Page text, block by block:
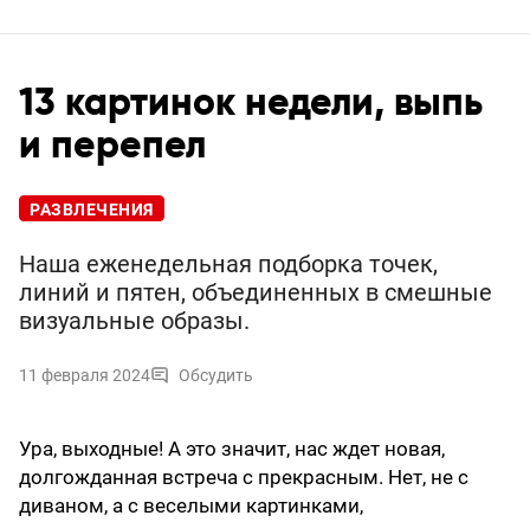
13 картинок недели, выпь
и перепел
РАЗВЛЕЧЕНИЯ
Наша еженедельная подборка точек,
линий и пятен, объединенных в смешные
визуальные образы.
11 февраля 2024 Обсудить
Ура, выходные! А это значит, нас ждет новая,
долгожданная встреча с прекрасным. Нет, не с
диваном, а с веселыми картинками,